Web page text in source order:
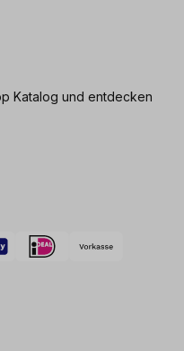
Katalog und entdecken